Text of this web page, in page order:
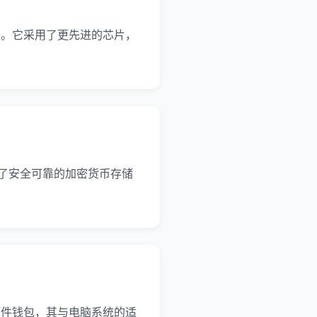
采用了更先进的芯片，
安全可靠的加密货币存储
钱包，其与电脑系统的适